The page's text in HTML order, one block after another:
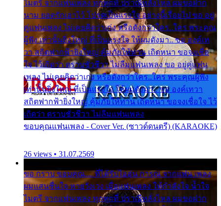
ไมตรี จากแฟนเพลง ทุกทุกที่ ปราณีหลั่งไหล ผมขอฝาก
นาม ยอดรักเอาไว้ โปรดเป็นแรงใจ อย่างนี้เรื่อยไป ขอ อยู่
คู่แฟนเพลง ไม่เคยคิดว่าเก่ง หรือดังกว่าใคร..ใคร พระคุณ
ผู้ฟัง เท่านั้นยิ่งใหญ่ ที่เป็นแรงใจ ให้ผมดังมา.. ขอ องค์เท
วา สถิตฟากฟ้ายิ่งใหญ่ คุ้มภัยให้ท่าน เถิดหนา ขอจงเชื่อ
ใจ ไว้เถิดว่า ตราบชั่วชีวา ไม่ลืมแฟนเพลง ขอ อยู่คู่แฟน
เพลง ไม่เคยคิดว่าเก่ง หรือดังกว่าใคร..ใคร พระคุณผู้ฟัง
เท่านั้นยิ่งใหญ่ ที่เป็นแรงใจ ให้ผมดังมา.. ขอ องค์เทวา
สถิตฟากฟ้ายิ่งใหญ่ คุ้มภัยให้ท่าน เถิดหนา ขอจงเชื่อใจ ไว้
เถิดว่า ตราบชั่วชีวา ไม่ลืมแฟนเพลง
ขอบคุณแฟนเพลง - Cover Ver. (ซาวด์ดนตรี) (KARAOKE)
26 views • 31.07.2569
ขอ กราบ ขอบคุณ.... ที่ได้รับไออุ่น การุณ จากแฟน เพลง
ผมแสนชื่นใจ หายวังเวง เมื่อแฟนเพลง ให้กำลังใจ น้ำใจ
ไมตรี จากแฟนเพลง ทุกทุกที่ ปราณีหลั่งไหล ผมขอฝาก